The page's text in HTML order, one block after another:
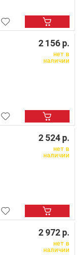
2 156 р.
нет в
наличии
2 524 р.
нет в
наличии
2 972 р.
нет в
наличии